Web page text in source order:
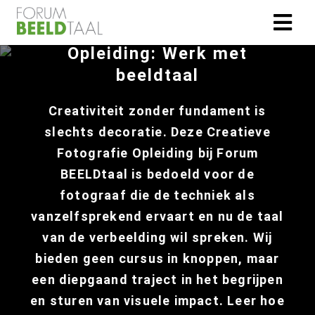
Creatieve Fotografie
Opleiding: Werk met
beeldtaal
Creativiteit zonder fundament is
slechts decoratie. Deze Creatieve
Fotografie Opleiding bij Forum
BEELDtaal is bedoeld voor de
fotograaf die de techniek als
vanzelfsprekend ervaart en nu de taal
van de verbeelding wil spreken. Wij
bieden geen cursus in knoppen, maar
een diepgaand traject in het begrijpen
en sturen van visuele impact. Leer hoe